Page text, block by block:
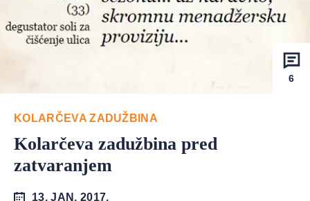
6
KOLARČEVA ZADUŽBINA
Kolarčeva zadužbina pred
zatvaranjem
13. JAN. 2017.